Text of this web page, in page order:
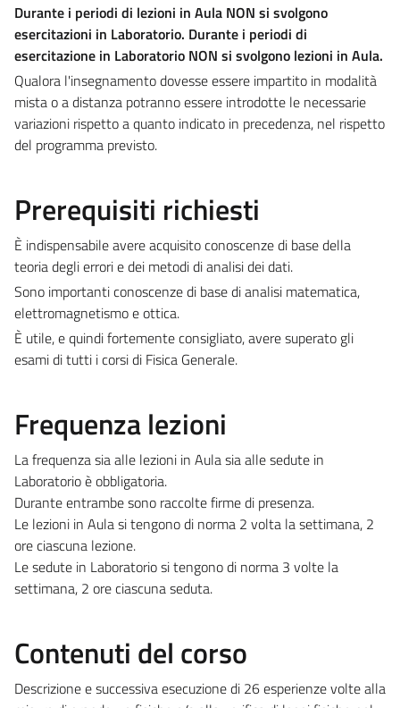
Durante i periodi di lezioni in Aula NON si svolgono
esercitazioni in Laboratorio. Durante i periodi di
esercitazione in Laboratorio NON si svolgono lezioni in Aula.
Qualora l'insegnamento dovesse essere impartito in modalità
mista o a distanza potranno essere introdotte le necessarie
variazioni rispetto a quanto indicato in precedenza, nel rispetto
del programma previsto.
Prerequisiti richiesti
È indispensabile avere acquisito conoscenze di base della
teoria degli errori e dei metodi di analisi dei dati.
Sono importanti conoscenze di base di analisi matematica,
elettromagnetismo e ottica.
È utile, e quindi fortemente consigliato, avere superato gli
esami di tutti i corsi di Fisica Generale.
Frequenza lezioni
La frequenza sia alle lezioni in Aula sia alle sedute in
Laboratorio è obbligatoria.
Durante entrambe sono raccolte firme di presenza.
Le lezioni in Aula si tengono di norma 2 volta la settimana, 2
ore ciascuna lezione.
Le sedute in Laboratorio si tengono di norma 3 volte la
settimana, 2 ore ciascuna seduta.
Contenuti del corso
Descrizione e successiva esecuzione di 26 esperienze volte alla